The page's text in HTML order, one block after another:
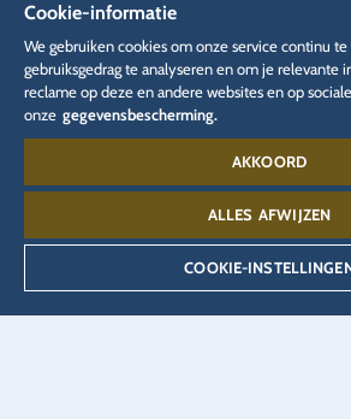
ONZE ANDERE WEBSITES
Media Carrière
Pers Eatrenalin
JUNIOR CLUB
Partners Persaccreditatie
Cookie-informatie
We gebruiken cookies om onze service continu
gebruiksgedrag te analyseren en om je relevante
reclame op deze en andere websites en op
onze gegevensbescherming.
AKKOORD
ALLES AFWIJZEN
COOKIE-